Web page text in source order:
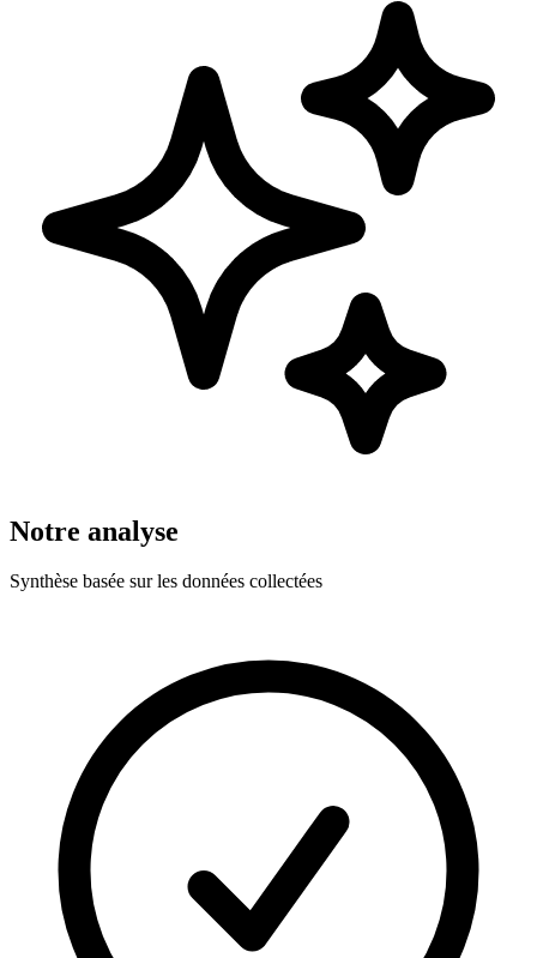
Notre analyse
Synthèse basée sur les données collectées